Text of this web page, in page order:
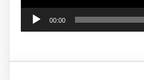
00:00